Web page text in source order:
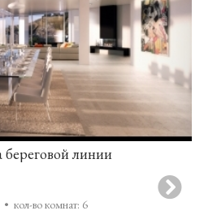
береговой линии
• кол-во комнат: 6